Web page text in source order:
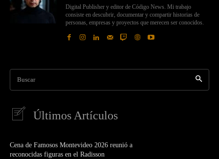
Digital Publisher y editor de Código News. Mi trabajo
consiste en descubrir, documentar y compartir historias de
personas, empresas y proyectos que merecen ser conocidos.
Buscar
Últimos Artículos
Cena de Famosos Montevideo 2026 reunió a
reconocidas figuras en el Radisson